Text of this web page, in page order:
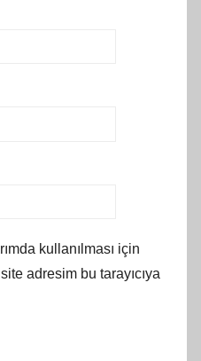
kullanılması için
adresim bu tarayıcıya